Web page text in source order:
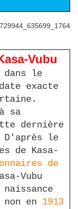
Vubu
le
exacte
sa
dernière
le
de Kasa-
de
Vubu
en 1913